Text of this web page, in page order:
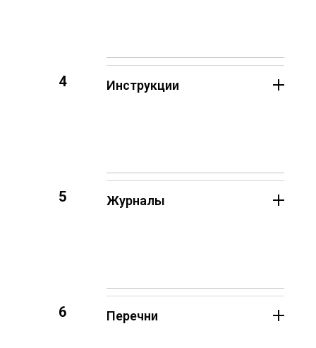
4 Инструкции
5 Журналы
6 Перечни